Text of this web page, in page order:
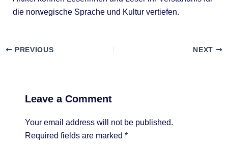
die norwegische Sprache und Kultur vertiefen.
PREVIOUS NEXT
Leave a Comment
Your email address will not be published.
Required fields are marked *